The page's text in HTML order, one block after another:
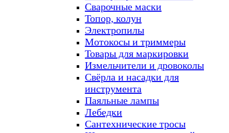
Сварочные маски
Топор, колун
Электропилы
Мотокосы и триммеры
Товары для маркировки
Измельчители и дровоколы
Свёрла и насадки для
инструмента
Паяльные лампы
Лебедки
Сантехнические тросы